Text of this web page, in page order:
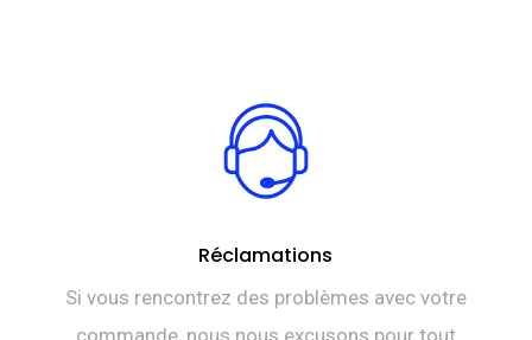
Réclamations
Si vous rencontrez des problèmes avec votre
commande, nous nous excusons pour tout